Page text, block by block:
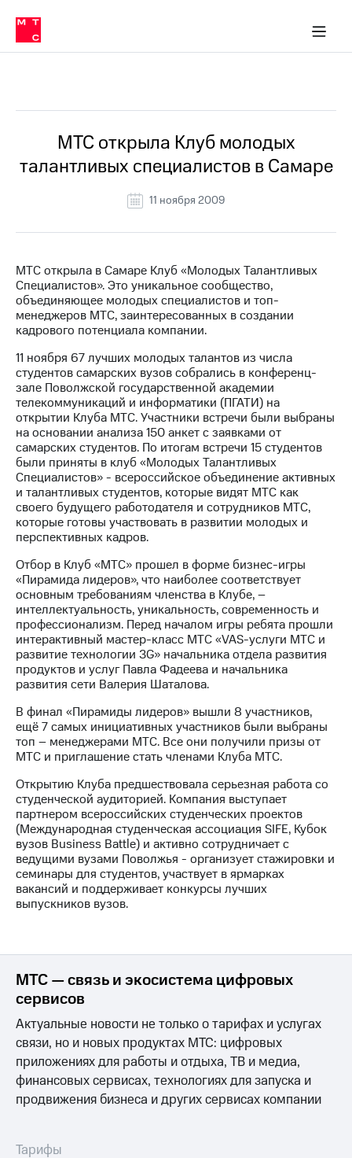
Медиа-центр
и акционерам
Устойчивое развитие
Комплаенс и деловая этика
компании
Карьера
История
компании
Руководство
Контакты
Медиа-центр
Пресс-
МТС
о технологиях
Достижения
Интервью
Финансовая
отчетность
Контакты
Пригласить
спикера
и акционерам
Корпоративное
управление
Корпоративный
секретарь
Раскрытие
информации
Информация
акционерам
Документы
"МТС"
Собрания
акционеров
Личный
кабинет
акционера
Акционерный
капитал
Контроль
Описание
Программа
приобретения
Порядок
выкупа
акций
Дивиденды
Рынок
в МТС
Пресс-
релизы
о технологиях
МТС открыла Клуб молодых
талантливых специалистов в Самаре
11 ноября 2009
МТС открыла в Самаре Клуб «Молодых Талантливых
Специалистов». Это уникальное сообщество,
объединяющее молодых специалистов и топ-
менеджеров МТС, заинтересованных в создании
кадрового потенциала компании.
11 ноября 67 лучших молодых талантов из числа
студентов самарских вузов собрались в конференц-
зале Поволжской государственной академии
телекоммуникаций и информатики (ПГАТИ) на
открытии Клуба МТС. Участники встречи были выбраны
на основании анализа 150 анкет с заявками от
самарских студентов. По итогам встречи 15 студентов
были приняты в клуб «Молодых Талантливых
Специалистов» - всероссийское объединение активных
и талантливых студентов, которые видят МТС как
своего будущего работодателя и сотрудников МТС,
которые готовы участвовать в развитии молодых и
перспективных кадров.
Отбор в Клуб «МТС» прошел в форме бизнес-игры
«Пирамида лидеров», что наиболее соответствует
основным требованиям членства в Клубе, –
интеллектуальность, уникальность, современность и
профессионализм. Перед началом игры ребята прошли
интерактивный мастер-класс МТС «VAS-услуги МТС и
развитие технологии 3G» начальника отдела развития
продуктов и услуг Павла Фадеева и начальника
развития сети Валерия Шаталова.
В финал «Пирамиды лидеров» вышли 8 участников,
ещё 7 самых инициативных участников были выбраны
топ – менеджерами МТС. Все они получили призы от
МТС и приглашение стать членами Клуба МТС.
Открытию Клуба предшествовала серьезная работа со
студенческой аудиторией. Компания выступает
партнером всероссийских студенческих проектов
(Международная студенческая ассоциация SIFE, Кубок
вузов Business Battle) и активно сотрудничает с
ведущими вузами Поволжья - организует стажировки и
семинары для студентов, участвует в ярмарках
вакансий и поддерживает конкурсы лучших
выпускников вузов.
МТС — связь и экосистема цифровых
сервисов
Актуальные новости не только о тарифах и услугах
связи, но и новых продуктах МТС: цифровых
приложениях для работы и отдыха, ТВ и медиа,
финансовых сервисах, технологиях для запуска и
продвижения бизнеса и других сервисах компании
Тарифы